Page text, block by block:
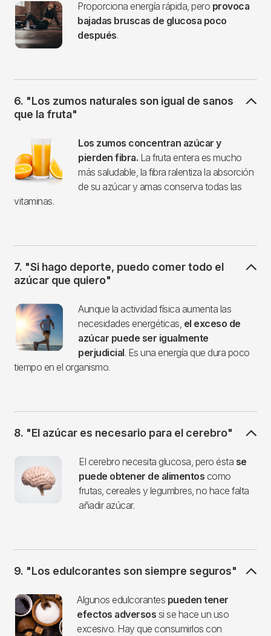
Imagen Proporciona energía rápida, pero provoca
bajadas bruscas de glucosa poco
después.
6. "Los zumos naturales son igual de sanos
que la fruta"
Imagen
Los zumos concentran azúcar y
pierden fibra. La fruta entera es mucho
más saludable, la fibra ralentiza la absorción
de su azúcar y amas conserva todas las
vitaminas.
7. "Si hago deporte, puedo comer todo el
azúcar que quiero"
Imagen
Aunque la actividad física aumenta las
necesidades energéticas, el exceso de
azúcar puede ser igualmente
perjudicial. Es una energía que dura poco
tiempo en el organismo.
8. "El azúcar es necesario para el cerebro"
Imagen El cerebro necesita glucosa, pero ésta se
puede obtener de alimentos como
frutas, cereales y legumbres, no hace falta
añadir azúcar.
9. "Los edulcorantes son siempre seguros"
Imagen Algunos edulcorantes pueden tener
efectos adversos si se hace un uso
excesivo. Hay que consumirlos con